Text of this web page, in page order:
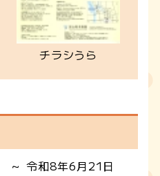
チラシうら
～ 令和8年6月21日